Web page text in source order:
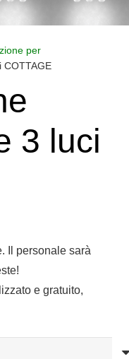
per
COTTAGE
3 luci
Il personale sarà
e gratuito,